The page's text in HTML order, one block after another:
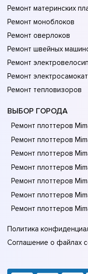
Ремонт материнских
Ремонт моноблоков
Ремонт оверлоков
Ремонт швейных
Ремонт
Ремонт
Ремонт тепловизоров
ВЫБОР ГОРОДА
Ремонт плоттеров
Ремонт плоттеров
Ремонт плоттеров
Ремонт плоттеров
Ремонт плоттеров
Ремонт плоттеров
Ремонт плоттеров
Политика
Соглашение о файлах